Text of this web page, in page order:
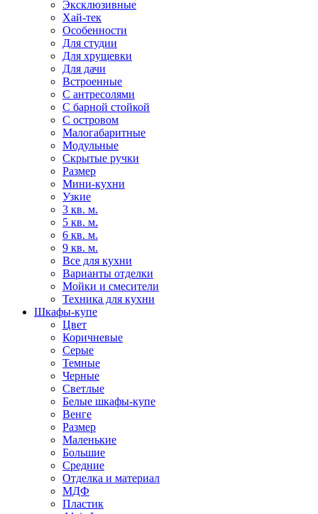
Эксклюзивные
Хай-тек
Особенности
Для студии
Для хрущевки
Для дачи
Встроенные
С антресолями
С барной стойкой
С островом
Малогабаритные
Модульные
Скрытые ручки
Размер
Мини-кухни
Узкие
3 кв. м.
5 кв. м.
6 кв. м.
9 кв. м.
Все для кухни
Варианты отделки
Мойки и смесители
Техника для кухни
Шкафы-купе
Цвет
Коричневые
Серые
Темные
Черные
Светлые
Белые шкафы-купе
Венге
Размер
Маленькие
Большие
Средние
Отделка и материал
МДФ
Пластик